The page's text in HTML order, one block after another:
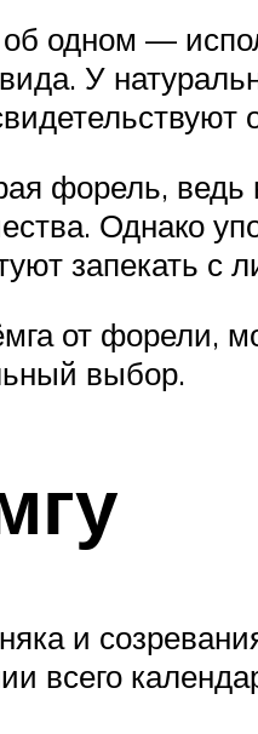
одном —
У
форель,
Однако
запекать с
от
выбор.
и
всего